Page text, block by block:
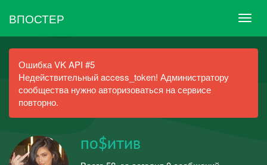
ВПОСТЕР
Ошибка VK API #5
Недействительный access_token! Администратору
сообщества нужно авторизоваться на сервисе
повторно.
по$итив